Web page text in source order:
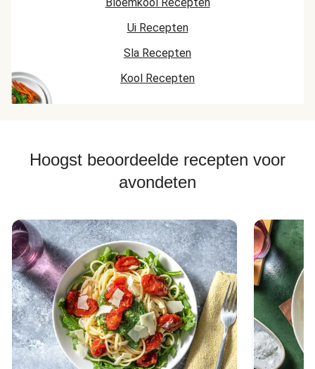
Ui Recepten
Sla Recepten
Kool Recepten
Hoogst beoordeelde recepten voor
avondeten